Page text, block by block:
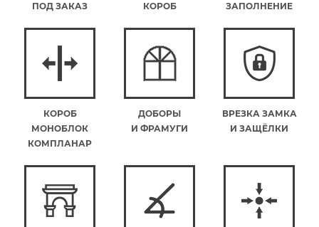
ПОД ЗАКАЗ
КОРОБ
ЗАПОЛНЕНИЕ
КОРОБ
МОНОБЛОК
КОМПЛАНАР
ДОБОРЫ
И ФРАМУГИ
ВРЕЗКА ЗАМКА
И ЗАЩЁЛКИ